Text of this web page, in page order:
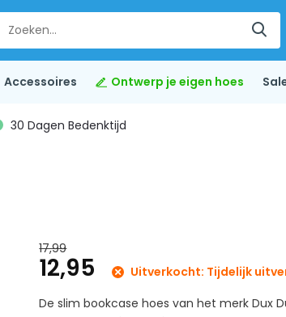
Accessoires Ontwerp je eigen hoes
30 Dagen Bedenktijd
17,99
12,95
Uitverkocht: Tijdelijk
De slim bookcase hoes van het merk Dux